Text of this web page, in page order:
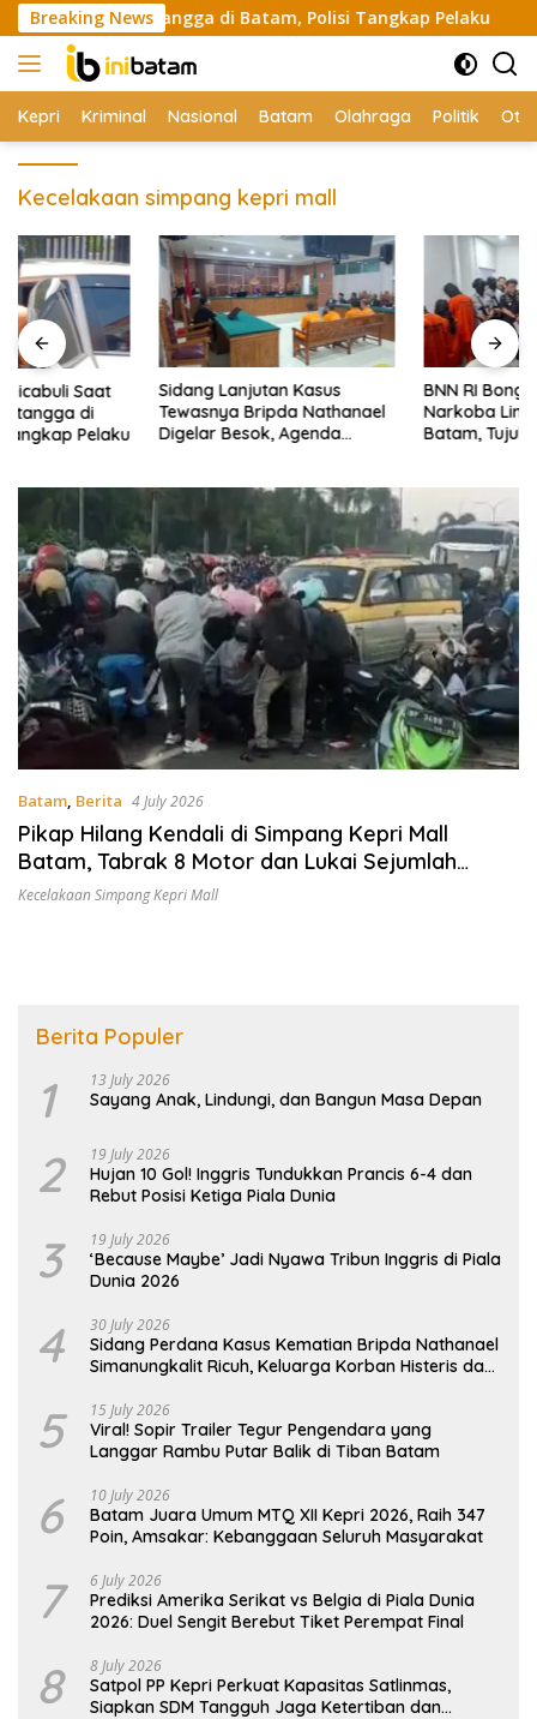
Skip
to
content
Breaking News
ke Tetangga di Batam, Polisi Tangkap Pelaku
Kepri Kriminal Nasional Batam Olahraga Politik
Kecelakaan simpang kepri mall
Sidang Lanjutan Kasus
Tewasnya Bripda Nathanael
Digelar Besok, Agenda
BNN RI Bongkar Jaringan
Narkoba Lintas Negara di
Batam, Tujuh Orang
Batam, Berita 4 July 2026
Pikap Hilang Kendali di Simpang Kepri Mall
Batam, Tabrak 8 Motor dan Lukai Sejumlah
Pengendara
Kecelakaan Simpang Kepri Mall
Berita Populer
1 13 July 2026
Sayang Anak, Lindungi, dan Bangun Masa Depan
2 19 July 2026
Hujan 10 Gol! Inggris Tundukkan Prancis 6-4 dan
Rebut Posisi Ketiga Piala Dunia
3 19 July 2026
‘Because Maybe’ Jadi Nyawa Tribun Inggris di Piala
Dunia 2026
4 30 July 2026
Sidang Perdana Kasus Kematian Bripda Nathanael
Simanungkalit Ricuh, Keluarga Korban Histeris dan
5 15 July 2026
Viral! Sopir Trailer Tegur Pengendara yang
Langgar Rambu Putar Balik di Tiban Batam
6 10 July 2026
Batam Juara Umum MTQ XII Kepri 2026, Raih 347
Poin, Amsakar: Kebanggaan Seluruh Masyarakat
7 6 July 2026
Prediksi Amerika Serikat vs Belgia di Piala Dunia
2026: Duel Sengit Berebut Tiket Perempat Final
8 8 July 2026
Satpol PP Kepri Perkuat Kapasitas Satlinmas,
Siapkan SDM Tangguh Jaga Ketertiban dan